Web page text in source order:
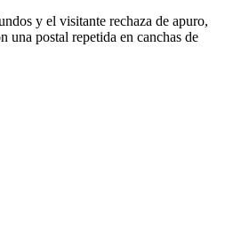
y el visitante rechaza de apuro,
una postal repetida en canchas de